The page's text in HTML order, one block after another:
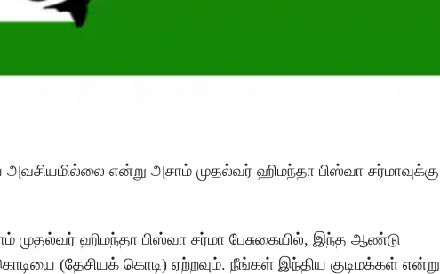
என்று அசாம் முதல்வர் ஹிமந்தா பிஸ்வா சர்மாவுக்கு
முதல்வர் ஹிமந்தா பிஸ்வா சர்மா பேசுகையில், இந்த ஆண்டு
(தேசியக் கொடி) ஏற்றவும். நீங்கள் இந்திய குடிமக்கள் என்று